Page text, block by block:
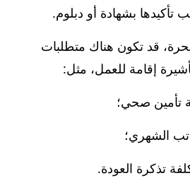
بشهادة أو دبلوم.
قد تكون هناك متطلبات
إقامة للعمل، مثل:
تأمين صحي؛
الشهري؛
تذكرة العودة.